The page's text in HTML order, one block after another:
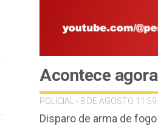
Acontece agora
POLICIAL - 8 DE AGOSTO 11:59
Disparo de arma de